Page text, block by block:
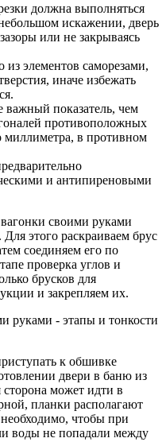
должна выполняться
искажении, дверь
или не закрываясь
элементов саморезами,
иначе избежать
важный показатель, чем
противоположных
миллиметра, в противном
и антипиреновыми
своими руками
этого раскраиваем брус
соединяем его по
проверка углов и
брусков для
и закрепляем их.
к обшивке
двери в баню из
может идти в
планки располагают
чтобы при
воды не попадали между